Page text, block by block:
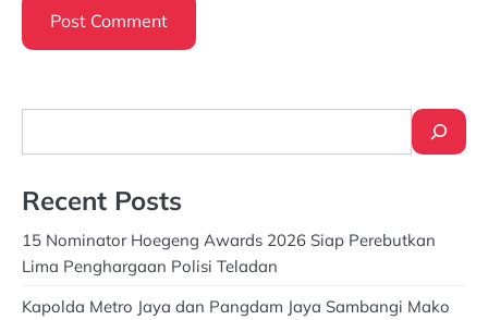
Recent Posts
15 Nominator Hoegeng Awards 2026 Siap Perebutkan
Lima Penghargaan Polisi Teladan
Kapolda Metro Jaya dan Pangdam Jaya Sambangi Mako